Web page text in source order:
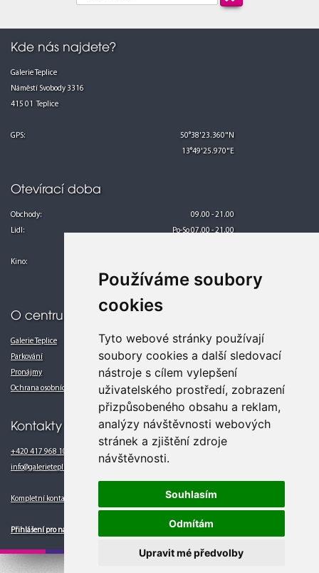
Používáme soubory
cookies
Tyto webové stránky používají
soubory cookies a další sledovací
nástroje s cílem vylepšení
uživatelského prostředí, zobrazení
přizpůsobeného obsahu a reklam,
analýzy návštěvnosti webových
stránek a zjištění zdroje
návštěvnosti.
Souhlasím
Odmítám
Upravit mé předvolby
Kde nás najdete?
Galerie Teplice
Náměstí Svobody 3316
415 01 Teplice
GPS:
50°38'23.360"N
13°49'25.970"E
Otevírací doba
Obchody:
09.00 - 21.00
Lidl:
Po-So 07.00 - 21.00
Kino:
So-Ne 10.00 - 24.00
O centru
Galerie Teplice
Parkování
Pronájmy
Ochrana osobních údajů
Kontakty
+420 417 968 102
info@galerieteplice.cz
Kompletní kontakty
Přihlášení pro nájemce